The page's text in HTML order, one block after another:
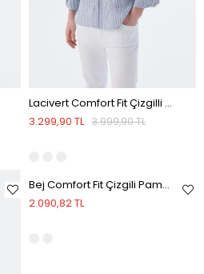
Lacivert Comfort Fit Çizgilli %100 Keten Gömlek
3.299,90 TL 3.999,90 TL
Bej Comfort Fit Çizgili Pamuklu Keten Gömlek
2.090,82 TL